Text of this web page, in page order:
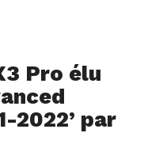
Pro élu
2022’ par